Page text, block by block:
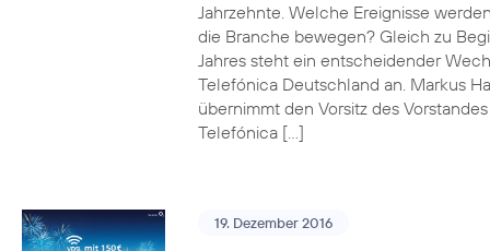
Jahrzehnte. Welche Ereignisse
die Branche bewegen? Gleich zu
Jahres steht ein entscheidender
Telefónica Deutschland an. Markus
übernimmt den Vorsitz des
Telefónica […]
19. Dezember 2016